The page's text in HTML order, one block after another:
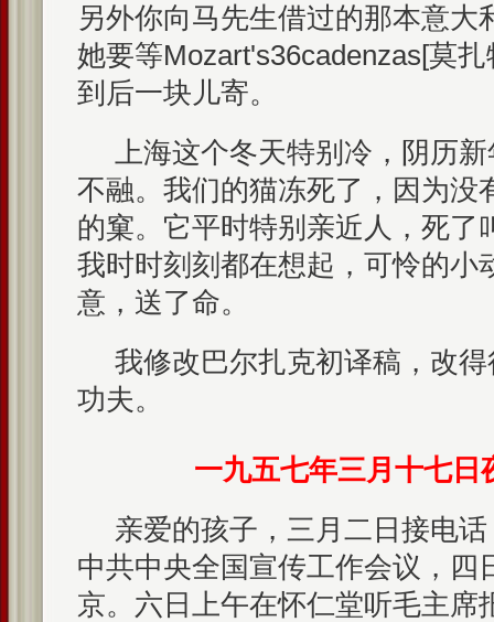
另外你向马先生借过的那本意大
她要等Mozart's36cadenzas[莫
到后一块儿寄。
上海这个冬天特别冷，阴历
不融。我们的猫冻死了，因为没
的窠。它平时特别亲近人，死了
我时时刻刻都在想起，可怜的小
意，送了命。
我修改巴尔扎克初译稿，改
功夫。
一九五七年三月十七日
亲爱的孩子，三月二日接电
中共中央全国宣传工作会议，四
京。六日上午在怀仁堂听毛主席